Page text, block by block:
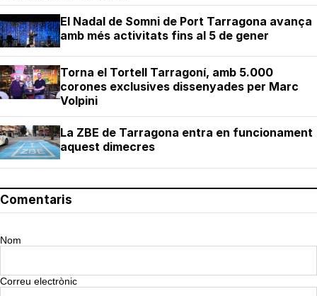
El Nadal de Somni de Port Tarragona avança
amb més activitats fins al 5 de gener
Torna el Tortell Tarragoní, amb 5.000
corones exclusives dissenyades per Marc
Volpini
La ZBE de Tarragona entra en funcionament
aquest dimecres
Comentaris
Nom
Correu electrònic